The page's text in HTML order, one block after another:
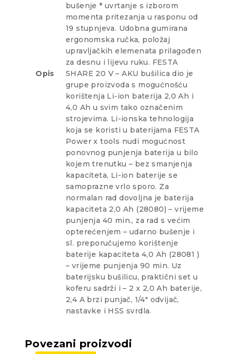
Opis
bušenje * uvrtanje s izborom
momenta pritezanja u rasponu od
19 stupnjeva. Udobna gumirana
ergonomska ručka, položaj
upravljačkih elemenata prilagođen
za desnu i lijevu ruku. FESTA
SHARE 20 V – AKU bušilica dio je
grupe proizvoda s mogućnošću
korištenja Li-ion baterija 2,0 Ah i
4,0 Ah u svim tako označenim
strojevima. Li-ionska tehnologija
koja se koristi u baterijama FESTA
Power x tools nudi mogućnost
ponovnog punjenja baterija u bilo
kojem trenutku – bez smanjenja
kapaciteta, Li-ion baterije se
samoprazne vrlo sporo. Za
normalan rad dovoljna je baterija
kapaciteta 2,0 Ah (28080) – vrijeme
punjenja 40 min., za rad s većim
opterećenjem – udarno bušenje i
sl. preporučujemo korištenje
baterije kapaciteta 4,0 Ah (28081 )
– vrijeme punjenja 90 min. Uz
baterijsku bušilicu, praktični set u
koferu sadrži i – 2 x 2,0 Ah baterije,
2,4 A brzi punjač, 1/4" odvijač,
nastavke i HSS svrdla.
Povezani proizvodi